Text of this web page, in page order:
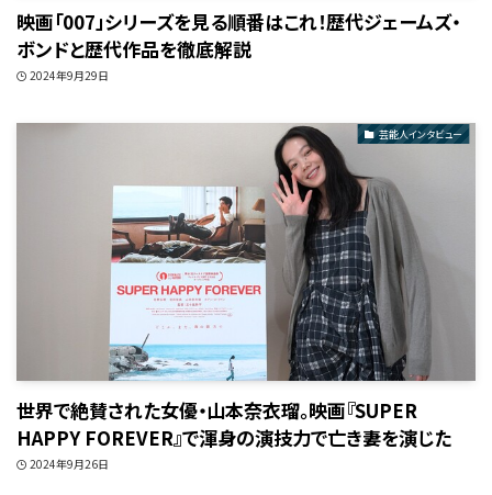
映画「007」シリーズを見る順番はこれ！歴代ジェームズ・
ボンドと歴代作品を徹底解説
2024年9月29日
芸能人インタビュー
世界で絶賛された女優・山本奈衣瑠。映画『SUPER
HAPPY FOREVER』で渾身の演技力で亡き妻を演じた
2024年9月26日